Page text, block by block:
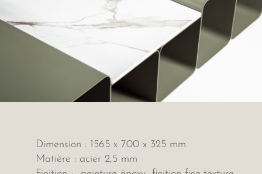
Dimension : 1565 x 700 x 325 mm
Matière : acier 2,5 mm